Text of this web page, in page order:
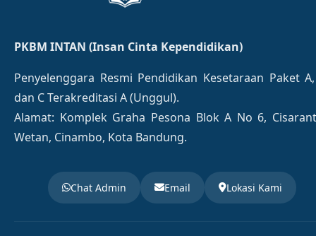
PKBM INTAN (Insan Cinta Kependidikan)
Penyelenggara Resmi Pendidikan Kesetaraan Paket
dan C Terakreditasi A (Unggul).
Alamat: Komplek Graha Pesona Blok A No 6,
Wetan, Cinambo, Kota Bandung.
Chat Admin Email Lokasi Kami